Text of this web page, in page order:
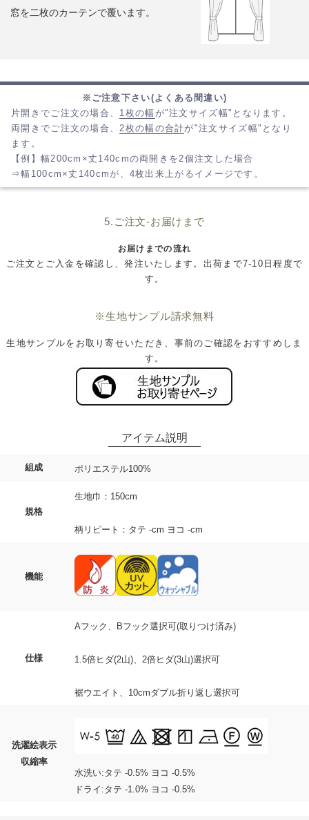
組成 ポリエステル100%
規格
生地巾：150cm
柄リピート：タテ -cm ヨコ -cm
機能
仕様
Aフック、Bフック選択可(取りつけ済み)
1.5倍ヒダ(2山)、2倍ヒダ(3山)選択可
裾ウエイト、10cmダブル折り返し選択可
洗濯絵表示
収縮率
水洗い:タテ -0.5% ヨコ -0.5%
ドライ:タテ -1.0% ヨコ -0.5%
窓を二枚のカーテンで覆います。
※ご注意下さい(よくある間違い)
片開きでご注文の場合、 1枚の幅 が"注文サイズ幅"となります。
両開きでご注文の場合、2枚の幅の合計が"注文サイズ幅"となり
ます。
【例】幅200cm×丈140cmの両開きを2個注文した場合
⇒幅100cm×丈140cmが、4枚出来上がるイメージです。
5.ご注文-お届けまで
お届けまでの流れ
ご注文とご入金を確認し、発注いたします。出荷まで7-10日程度で
す。
※生地サンプル請求無料
生地サンプルをお取り寄せいただき、事前のご確認をおすすめしま
す。